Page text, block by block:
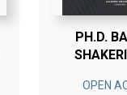
PH.D.
OPEN